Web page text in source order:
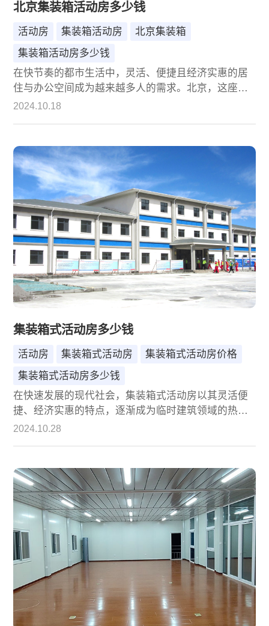
北京集装箱活动房多少钱
活动房 集装箱活动房
北京集装箱
集装箱活动房多少钱
在快节奏的都市生活中，灵活、便捷且经济实惠的居
住与办公空间成为越来越多人的需求。北京，这座古
老而又现代的城市，正以其独特的魅力吸引着无数追
的建筑形式，在北京市场上逐渐崭露头角。本文将深
入解析北京集装箱活动房的价格构成、影响因素以及
高性价比之选，为您打造灵活多变的居住与办公空间
提供有价值的参考。
2024.10.18
集装箱式活动房多少钱
活动房 集装箱式活动房
集装箱式活动房价格
集装箱式活动房多少钱
在快速发展的现代社会，集装箱式活动房以其灵活便
捷、经济实惠的特点，逐渐成为临时建筑领域的热门
选择。无论是建筑工地的临时宿舍、办公场所，还是
装箱式活动房产品，消费者最关心的问题之一便是：
集装箱式活动房到底多钱？本文将深入探讨集装箱式
活动房的价格构成、影响因素以及性价比分析，帮助
读者在众多选择中找到最适合自己的产品。
2024.10.28